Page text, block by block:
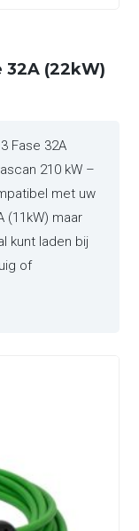
(22kW)
Fase 32A
210 kW –
met uw
(11kW) maar
kunt laden bij
of